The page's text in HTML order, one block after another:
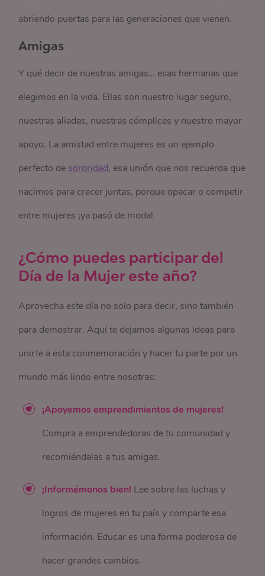
abriendo puertas para las generaciones que vienen.
Amigas
Y qué decir de nuestras amigas… esas hermanas que
elegimos en la vida. Ellas son nuestro lugar seguro,
nuestras aliadas, nuestras cómplices y nuestro mayor
apoyo. La amistad entre mujeres es un ejemplo
perfecto de sororidad, esa unión que nos recuerda que
nacimos para crecer juntas, porque opacar o competir
entre mujeres ¡ya pasó de moda!
¿Cómo puedes participar del
Día de la Mujer este año?
Aprovecha este día no solo para decir, sino también
para demostrar. Aquí te dejamos algunas ideas para
unirte a esta conmemoración y hacer tu parte por un
mundo más lindo entre nosotras:
¡Apoyemos emprendimientos de mujeres!
Compra a emprendedoras de tu comunidad y
recomiéndalas a tus amigas.
¡Informémonos bien! Lee sobre las luchas y
logros de mujeres en tu país y comparte esa
información. Educar es una forma poderosa de
hacer grandes cambios.